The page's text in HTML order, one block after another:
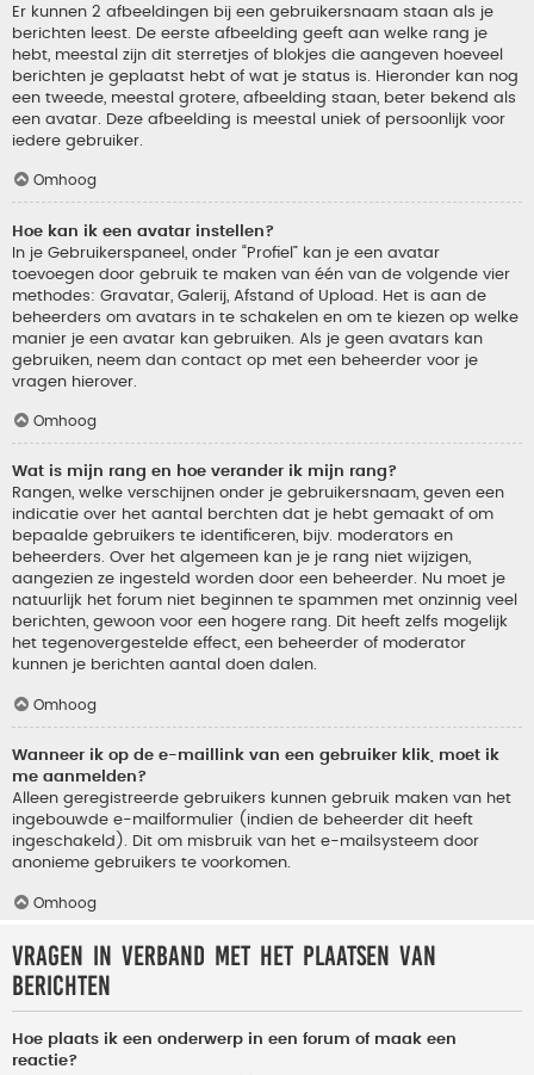
Er kunnen 2 afbeeldingen bij een gebruikersnaam staan als je
berichten leest. De eerste afbeelding geeft aan welke rang je
hebt, meestal zijn dit sterretjes of blokjes die aangeven hoeveel
berichten je geplaatst hebt of wat je status is. Hieronder kan nog
een tweede, meestal grotere, afbeelding staan, beter bekend als
een avatar. Deze afbeelding is meestal uniek of persoonlijk voor
iedere gebruiker.
Omhoog
Hoe kan ik een avatar instellen?
In je Gebruikerspaneel, onder “Profiel” kan je een avatar
toevoegen door gebruik te maken van één van de volgende vier
methodes: Gravatar, Galerij, Afstand of Upload. Het is aan de
beheerders om avatars in te schakelen en om te kiezen op welke
manier je een avatar kan gebruiken. Als je geen avatars kan
gebruiken, neem dan contact op met een beheerder voor je
vragen hierover.
Omhoog
Wat is mijn rang en hoe verander ik mijn rang?
Rangen, welke verschijnen onder je gebruikersnaam, geven een
indicatie over het aantal berchten dat je hebt gemaakt of om
bepaalde gebruikers te identificeren, bijv. moderators en
beheerders. Over het algemeen kan je je rang niet wijzigen,
aangezien ze ingesteld worden door een beheerder. Nu moet je
natuurlijk het forum niet beginnen te spammen met onzinnig veel
berichten, gewoon voor een hogere rang. Dit heeft zelfs mogelijk
het tegenovergestelde effect, een beheerder of moderator
kunnen je berichten aantal doen dalen.
Omhoog
Wanneer ik op de e-maillink van een gebruiker klik, moet ik
me aanmelden?
Alleen geregistreerde gebruikers kunnen gebruik maken van het
ingebouwde e-mailformulier (indien de beheerder dit heeft
ingeschakeld). Dit om misbruik van het e-mailsysteem door
anonieme gebruikers te voorkomen.
Omhoog
Vragen in verband met het plaatsen van
berichten
Hoe plaats ik een onderwerp in een forum of maak een
reactie?